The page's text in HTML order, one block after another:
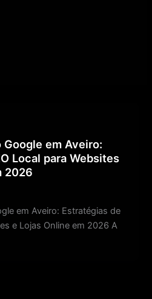
Google em Aveiro:
Local para Websites
2026
em Aveiro: Estratégias de
e Lojas Online em 2026 A